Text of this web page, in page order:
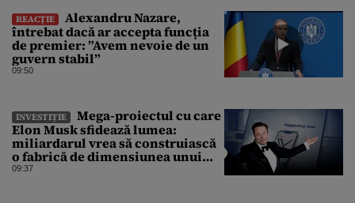
REACȚIE
Alexandru Nazare,
întrebat dacă ar accepta funcția
de premier: ”Avem nevoie de un
guvern stabil”
09:50
INVESTIȚIE
Mega-proiectul cu care
Elon Musk sfidează lumea:
miliardarul vrea să construiască
o fabrică de dimensiunea unui
oraș
09:37